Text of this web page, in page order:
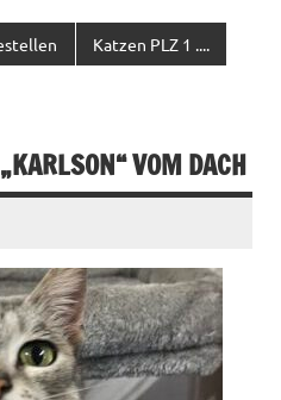
Katzen PLZ 1 ....
VOM DACH